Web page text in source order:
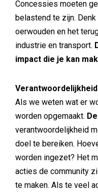
Concessies moeten
belastend te zijn.
oerwouden en het
industrie en transport.
impact die je kan
Verantwoordelijkheid
Als we weten wat er
worden opgemaakt.
verantwoordelijkheid
doel te bereiken.
worden ingezet? Het
acties de community
te maken. Als te veel